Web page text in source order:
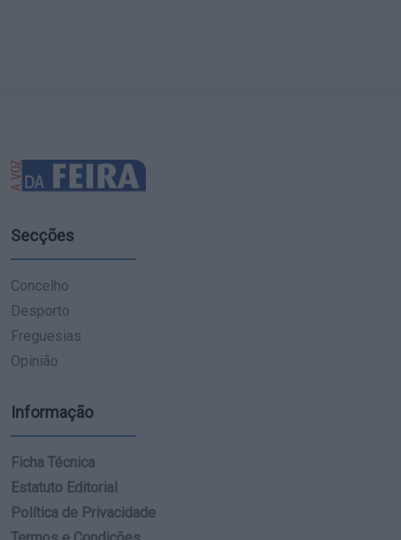
Secções
Concelho
Desporto
Freguesias
Opinião
Informação
Ficha Técnica
Estatuto Editorial
Política de Privacidade